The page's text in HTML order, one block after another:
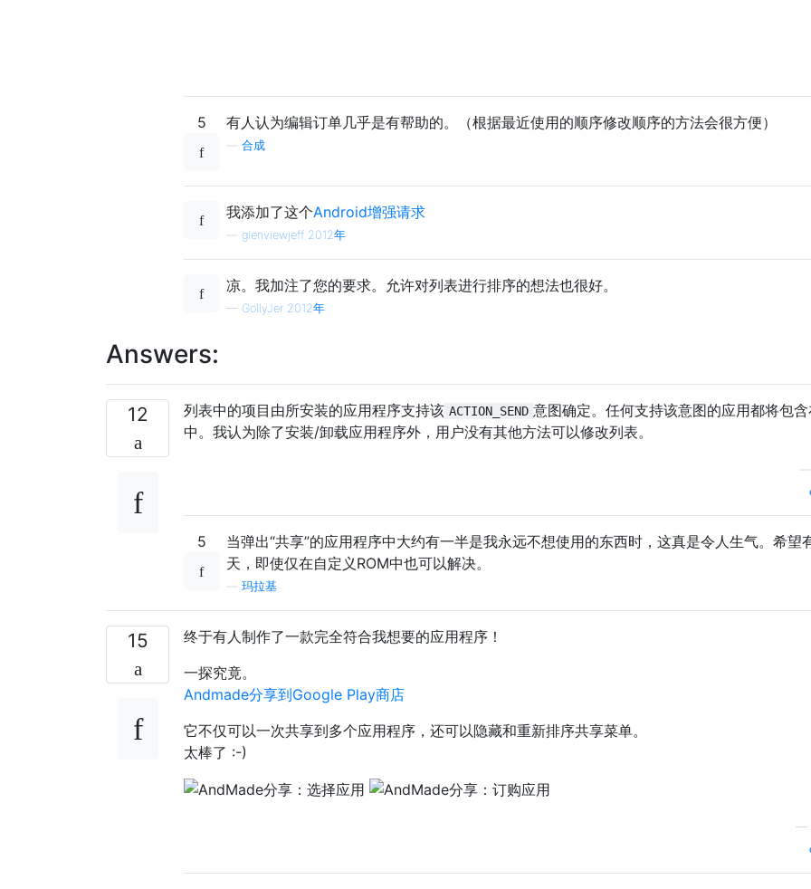
5 有人认为编辑订单几乎是有帮助的。（根据最近使用的顺序修改顺序的方法会很方便）
合成
我添加了这个Android增强请求
glenviewjeff 2012年
凉。我加注了您的要求。允许对列表进行排序的想法也很好。
— GollyJer 2012年
Answers:
12 列表中的项目由所安装的应用程序支持该 ACTION_SEND 意图确定。任何支持该意图的应用都将包
中。我认为除了安装/卸载应用程序外，用户没有其他方法可以修改列表。
5
当弹出“共享”的应用程序中大约有一半是我永远不想使用的东西时，这真是令人生气。希望
天，即使仅在自定义ROM中也可以解决。
玛拉基
15
终于有人制作了一款完全符合我想要的应用程序！
一探究竟。
Andmade分享到Google Play商店
它不仅可以一次共享到多个应用程序，还可以隐藏和重新排序共享菜单。
太棒了 :-)
—